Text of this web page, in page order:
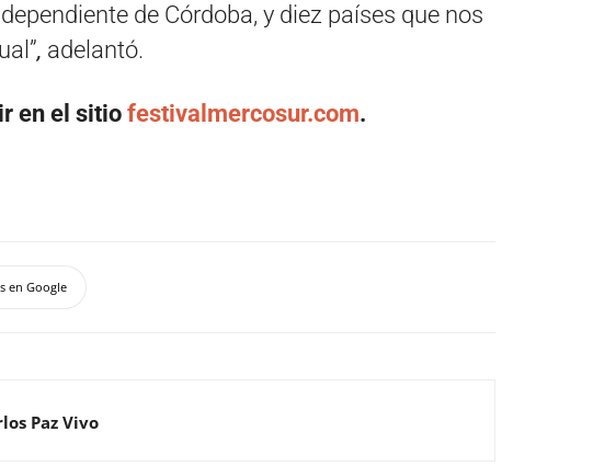
de Córdoba, y diez países que nos
, adelantó.
en el sitio festivalmercosur.com.
en Google
Paz Vivo